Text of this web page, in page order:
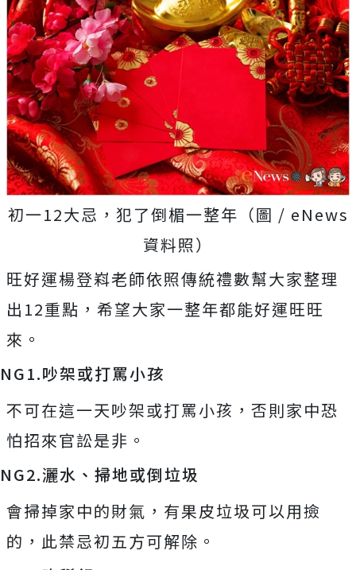
初一12大忌，犯了倒楣一整年（圖 / eNews
資料照）
旺好運楊登嵙老師依照傳統禮數幫大家整理
出12重點，希望大家一整年都能好運旺旺
來。
NG1.吵架或打罵小孩
不可在這一天吵架或打罵小孩，否則家中恐
怕招來官訟是非。
NG2.灑水、掃地或倒垃圾
會掃掉家中的財氣，有果皮垃圾可以用撿
的，此禁忌初五方可解除。